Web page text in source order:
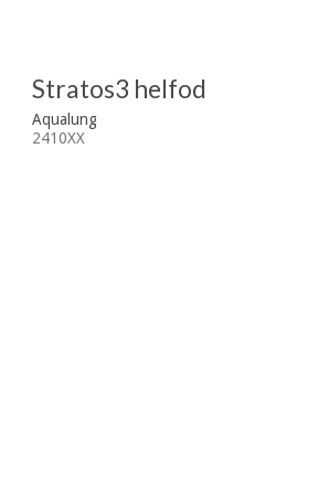
Stratos3 helfod
Aqualung
2410XX